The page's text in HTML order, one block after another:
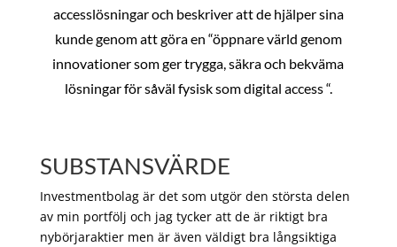
accesslösningar och beskriver att de hjälper sina
kunde genom att göra en “öppnare värld genom
innovationer som ger trygga, säkra och bekväma
lösningar för såväl fysisk som digital access “.
SUBSTANSVÄRDE
Investmentbolag är det som utgör den största delen
av min portfölj och jag tycker att de är riktigt bra
nybörjaraktier men är även väldigt bra långsiktiga